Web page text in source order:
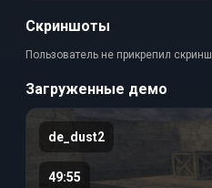
Скриншоты
Пользователь не прикрепил
Загруженные демо
de_dust2
49:55